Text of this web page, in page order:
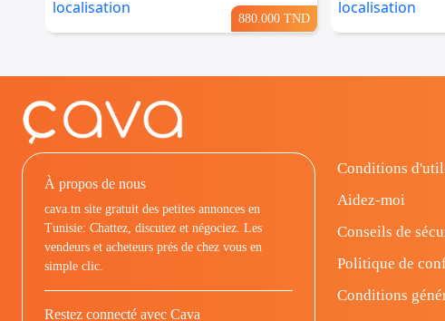
880.000 TND
À propos de nous
cava.tn site gratuit des petites annonces en
Tunisie: Chattez, discutez et négociez. Les
vendeurs et acheteurs prés de chez vous en
simple clic.
Restez connecté avec Cava
Conditions
Aidez-moi
Conseils de
Politique de
Conditions